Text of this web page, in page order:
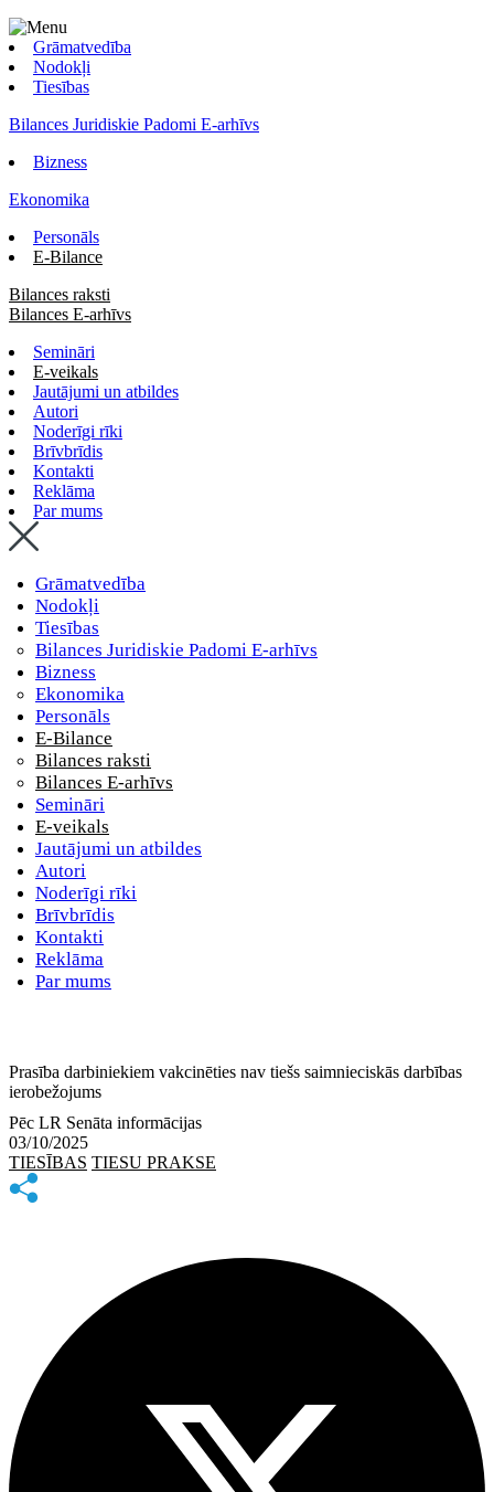
Grāmatvedība
Nodokļi
Tiesības
Bilances Juridiskie Padomi E-arhīvs
Bizness
Ekonomika
Personāls
E-Bilance
Bilances raksti
Bilances E-arhīvs
Semināri
E-veikals
Jautājumi un atbildes
Autori
Noderīgi rīki
Brīvbrīdis
Kontakti
Reklāma
Par mums
Grāmatvedība
Nodokļi
Tiesības
Bilances Juridiskie Padomi E-arhīvs
Bizness
Ekonomika
Personāls
E-Bilance
Bilances raksti
Bilances E-arhīvs
Semināri
E-veikals
Jautājumi un atbildes
Autori
Noderīgi rīki
Brīvbrīdis
Kontakti
Reklāma
Par mums
Prasība darbiniekiem vakcinēties nav tiešs saimnieciskās darbības
ierobežojums
Pēc LR Senāta informācijas
03/10/2025
TIESĪBAS TIESU PRAKSE